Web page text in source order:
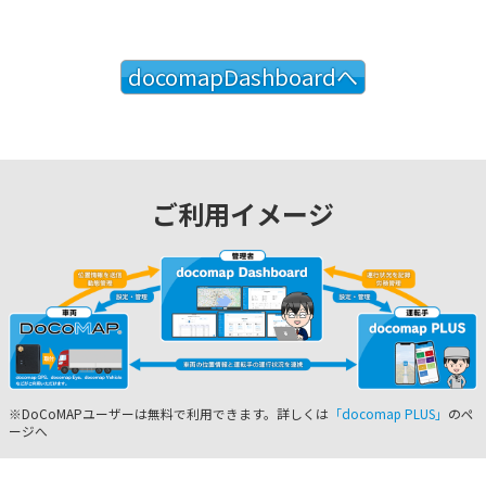
docomapDashboardへ
ご利用イメージ
※DoCoMAPユーザーは無料で利用できます。詳しくは 「docomap PLUS」 のペ
ージへ